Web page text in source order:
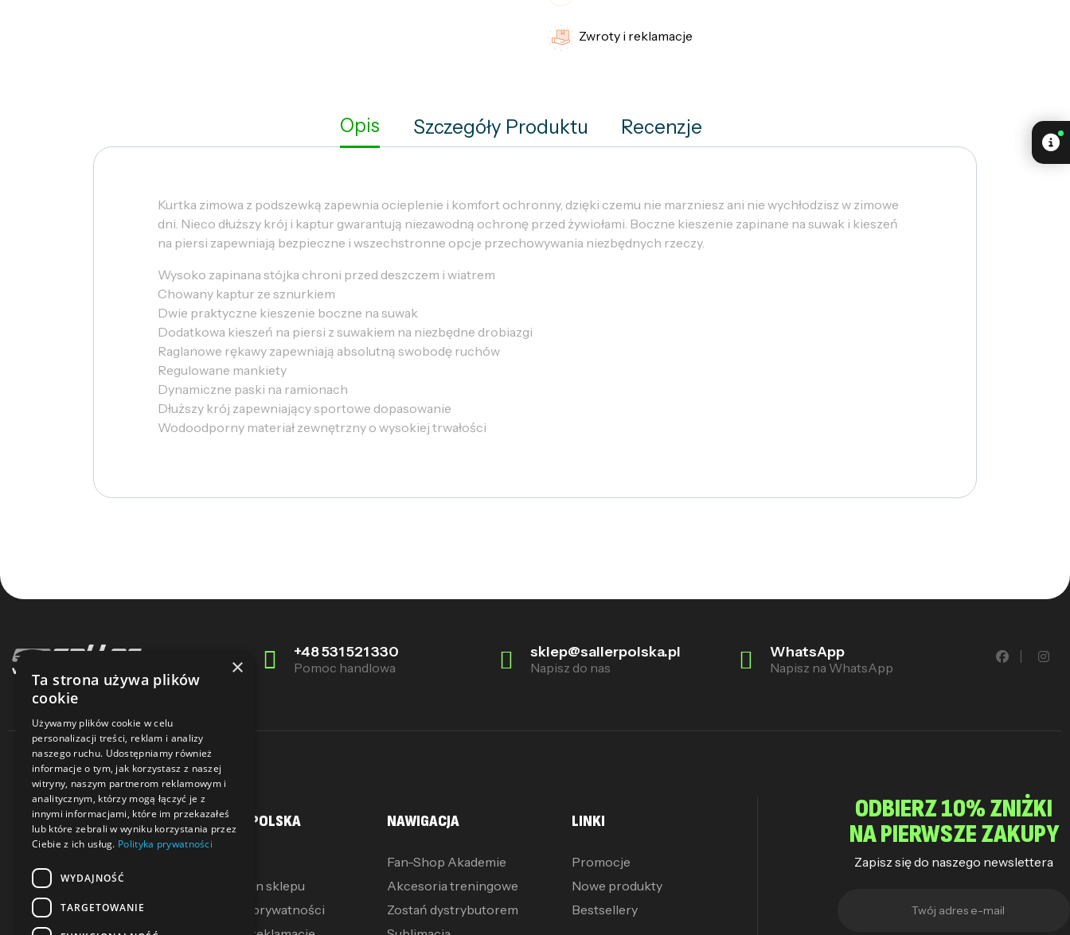
Zwroty i reklamacje
Opis Szczegóły Produktu Recenzje
Kurtka zimowa z podszewką zapewnia ocieplenie i komfort ochronny, dzięki czemu nie marzniesz ani nie wychłodzisz w zimowe
dni. Nieco dłuższy krój i kaptur gwarantują niezawodną ochronę przed żywiołami. Boczne kieszenie zapinane na suwak i kieszeń
na piersi zapewniają bezpieczne i wszechstronne opcje przechowywania niezbędnych rzeczy.
Wysoko zapinana stójka chroni przed deszczem i wiatrem
Chowany kaptur ze sznurkiem
Dwie praktyczne kieszenie boczne na suwak
Dodatkowa kieszeń na piersi z suwakiem na niezbędne drobiazgi
Raglanowe rękawy zapewniają absolutną swobodę ruchów
Regulowane mankiety
Dynamiczne paski na ramionach
Dłuższy krój zapewniający sportowe dopasowanie
Wodoodporny materiał zewnętrzny o wysokiej trwałości
+48 531 521 330
Pomoc handlowa
sklep@sallerpolska.pl
Napisz do nas
WhatsApp
Napisz na WhatsApp
MOJE KONTO
Moje pokwitowania
Mój koszyk
SALLER POLSKA
Regulamin sklepu
Polityka prywatności
NAWIGACJA
Fan-Shop Akademie
Akcesoria treningowe
Zostań dystrybutorem
LINKI
Promocje
Nowe produkty
Bestsellery
ODBIERZ 10% ZNIŻKI
NA PIERWSZE ZAKUPY
Zapisz się do naszego newslettera
×
Ta strona używa plików
cookie
Używamy plików cookie w celu
personalizacji treści, reklam i analizy
naszego ruchu. Udostępniamy również
informacje o tym, jak korzystasz z naszej
witryny, naszym partnerom reklamowym i
analitycznym, którzy mogą łączyć je z
innymi informacjami, które im przekazałeś
lub które zebrali w wyniku korzystania przez
Ciebie z ich usług. Polityka prywatności
WYDAJNOŚĆ
TARGETOWANIE